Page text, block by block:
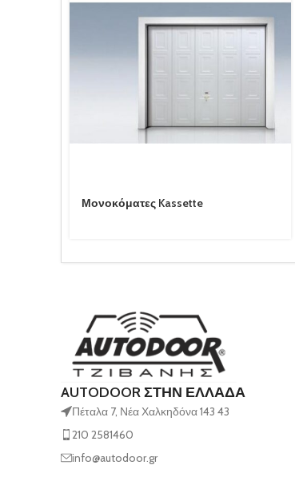
Μονοκόματες Kassette
AUTODOOR ΣΤΗΝ ΕΛΛΑΔΑ
Πέταλα 7, Νέα Χαλκηδόνα 143 43
210 2581460
info@autodoor.gr